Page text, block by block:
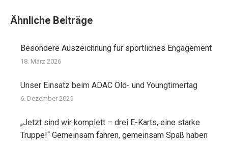
Ähnliche Beiträge
Besondere Auszeichnung für sportliches Engagement
18. März 2026
Unser Einsatz beim ADAC Old- und Youngtimertag
6. Dezember 2025
„Jetzt sind wir komplett – drei E-Karts, eine starke
Truppe!“ Gemeinsam fahren, gemeinsam Spaß haben